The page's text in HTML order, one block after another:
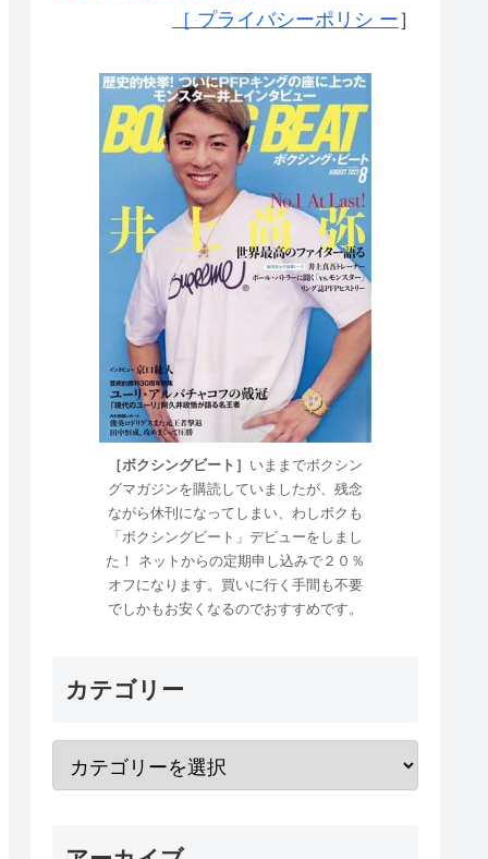
［ プライバシーポリシ ー］
［ボクシングビート］ いままでボクシン
グマガジンを購読していましたが、残念
ながら休刊になってしまい、わしボクも
「ボクシングビート」デビューをしまし
た！ ネットからの定期申し込みで２０％
オフになります。買いに行く手間も不要
でしかもお安くなるのでおすすめです。
カテゴリー